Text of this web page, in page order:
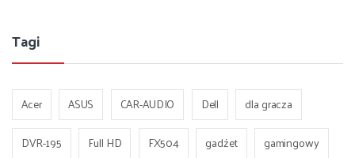
Tagi
Acer ASUS CAR-AUDIO Dell
dla gracza
DVR-195
Full HD FX504 gadżet
gamingowy